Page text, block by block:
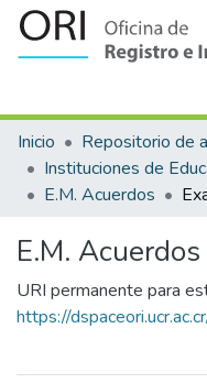
Inicio
E.M. Acuerdos
E.M. Acuerdos
URI permanente para
https://